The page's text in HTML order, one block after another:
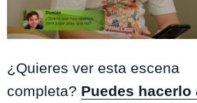
¿Quieres ver esta escena
completa? Puedes hacerlo